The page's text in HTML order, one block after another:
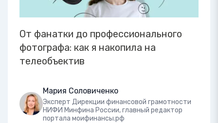
От фанатки до профессионального
фотографа: как я накопила на
телеобъектив
Мария Соловиченко
Эксперт Дирекции финансовой грамотности
НИФИ Минфина России, главный редактор
портала моифинансы.рф